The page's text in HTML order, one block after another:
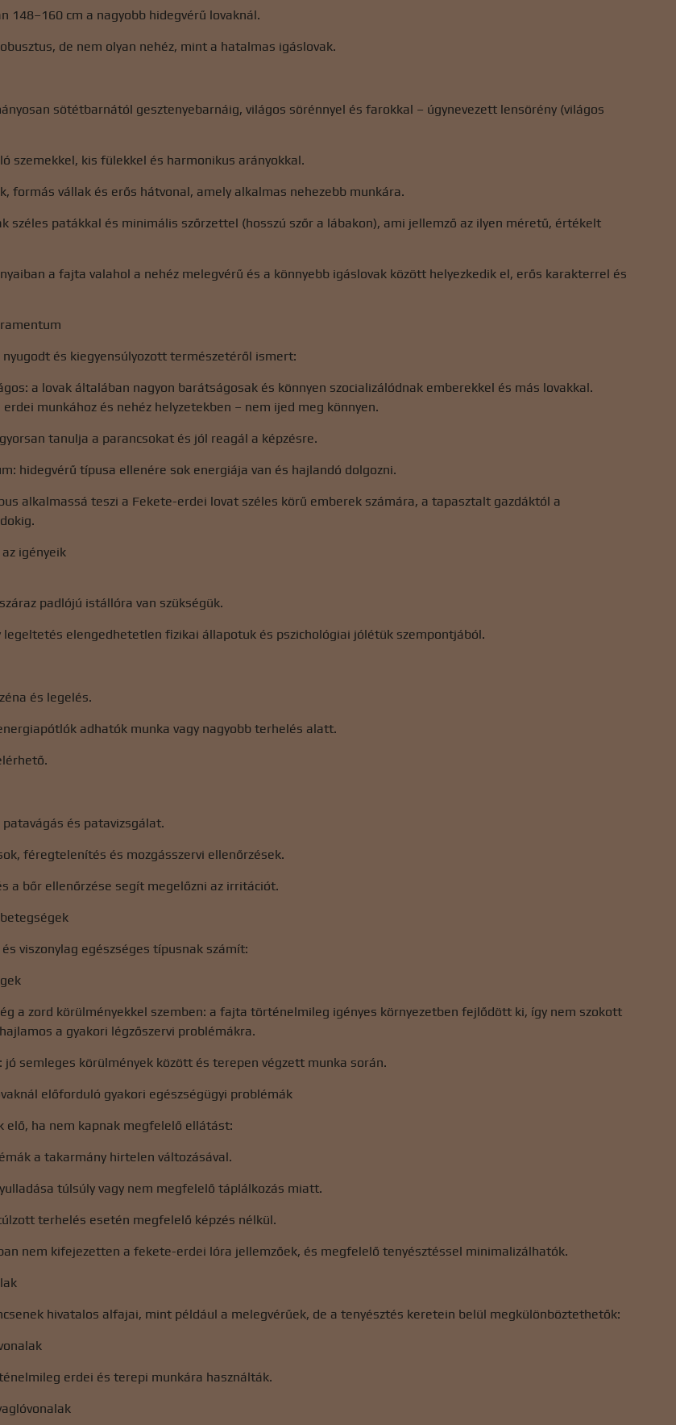
148–160 cm a nagyobb hidegvérű lovaknál.
de nem olyan nehéz, mint a hatalmas igáslovak.
sötétbarnától gesztenyebarnáig, világos sörénnyel és farokkal – úgynevezett lensörény (világos
szemekkel, kis fülekkel és harmonikus arányokkal.
formás vállak és erős hátvonal, amely alkalmas nehezebb munkára.
széles patákkal és minimális szőrzettel (hosszú szőr a lábakon), ami jellemző az ilyen méretű, értékelt
a fajta valahol a nehéz melegvérű és a könnyebb igáslovak között helyezkedik el, erős karakterrel és
és kiegyensúlyozott természetéről ismert:
a lovak általában nagyon barátságosak és könnyen szocializálódnak emberekkel és más lovakkal.
munkához és nehéz helyzetekben – nem ijed meg könnyen.
tanulja a parancsokat és jól reagál a képzésre.
hidegvérű típusa ellenére sok energiája van és hajlandó dolgozni.
alkalmassá teszi a Fekete-erdei lovat széles körű emberek számára, a tapasztalt gazdáktól a
igényeik
padlójú istállóra van szükségük.
legeltetés elengedhetetlen fizikai állapotuk és pszichológiai jólétük szempontjából.
és legelés.
adhatók munka vagy nagyobb terhelés alatt.
és patavizsgálat.
féregtelenítés és mozgásszervi ellenőrzések.
a bőr ellenőrzése segít megelőzni az irritációt.
viszonylag egészséges típusnak számít:
a zord körülményekkel szemben: a fajta történelmileg igényes környezetben fejlődött ki, így nem szokott
a gyakori légzőszervi problémákra.
jó semleges körülmények között és terepen végzett munka során.
előforduló gyakori egészségügyi problémák
elő, ha nem kapnak megfelelő ellátást:
a takarmány hirtelen változásával.
túlsúly vagy nem megfelelő táplálkozás miatt.
terhelés esetén megfelelő képzés nélkül.
nem kifejezetten a fekete-erdei lóra jellemzőek, és megfelelő tenyésztéssel minimalizálhatók.
hivatalos alfajai, mint például a melegvérűek, de a tenyésztés keretein belül megkülönböztethetők:
erdei és terepi munkára használták.